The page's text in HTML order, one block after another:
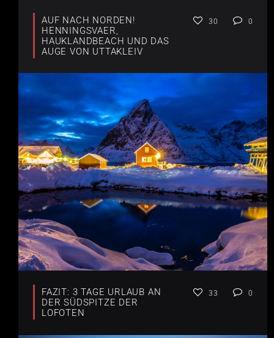
AUF NACH NORDEN!
HENNINGSVAER,
HAUKLANDBEACH UND DAS
AUGE VON UTTAKLEIV
30 0
FAZIT: 3 TAGE URLAUB AN
DER SÜDSPITZE DER
LOFOTEN
33 0